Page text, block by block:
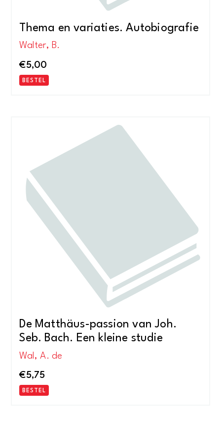
Thema en variaties. Autobiografie
Walter, B.
€5,00
BESTEL
De Matthäus-passion van Joh.
Seb. Bach. Een kleine studie
Wal, A. de
€5,75
BESTEL